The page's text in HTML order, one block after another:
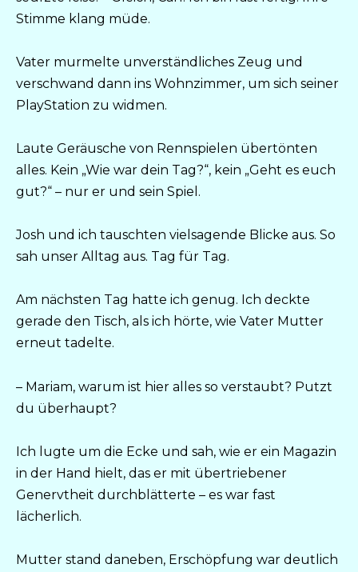
Stimme klang müde.
Vater murmelte unverständliches Zeug und
verschwand dann ins Wohnzimmer, um sich seiner
PlayStation zu widmen.
Laute Geräusche von Rennspielen übertönten
alles. Kein „Wie war dein Tag?“, kein „Geht es euch
gut?“ – nur er und sein Spiel.
Josh und ich tauschten vielsagende Blicke aus. So
sah unser Alltag aus. Tag für Tag.
Am nächsten Tag hatte ich genug. Ich deckte
gerade den Tisch, als ich hörte, wie Vater Mutter
erneut tadelte.
– Mariam, warum ist hier alles so verstaubt? Putzt
du überhaupt?
Ich lugte um die Ecke und sah, wie er ein Magazin
in der Hand hielt, das er mit übertriebener
Genervtheit durchblätterte – es war fast
lächerlich.
Mutter stand daneben, Erschöpfung war deutlich